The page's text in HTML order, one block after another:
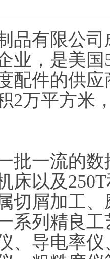
品有限公
业，是美
配件的供
2万平方米
批一流的
床以及
切屑加工
系列精良
、导电率